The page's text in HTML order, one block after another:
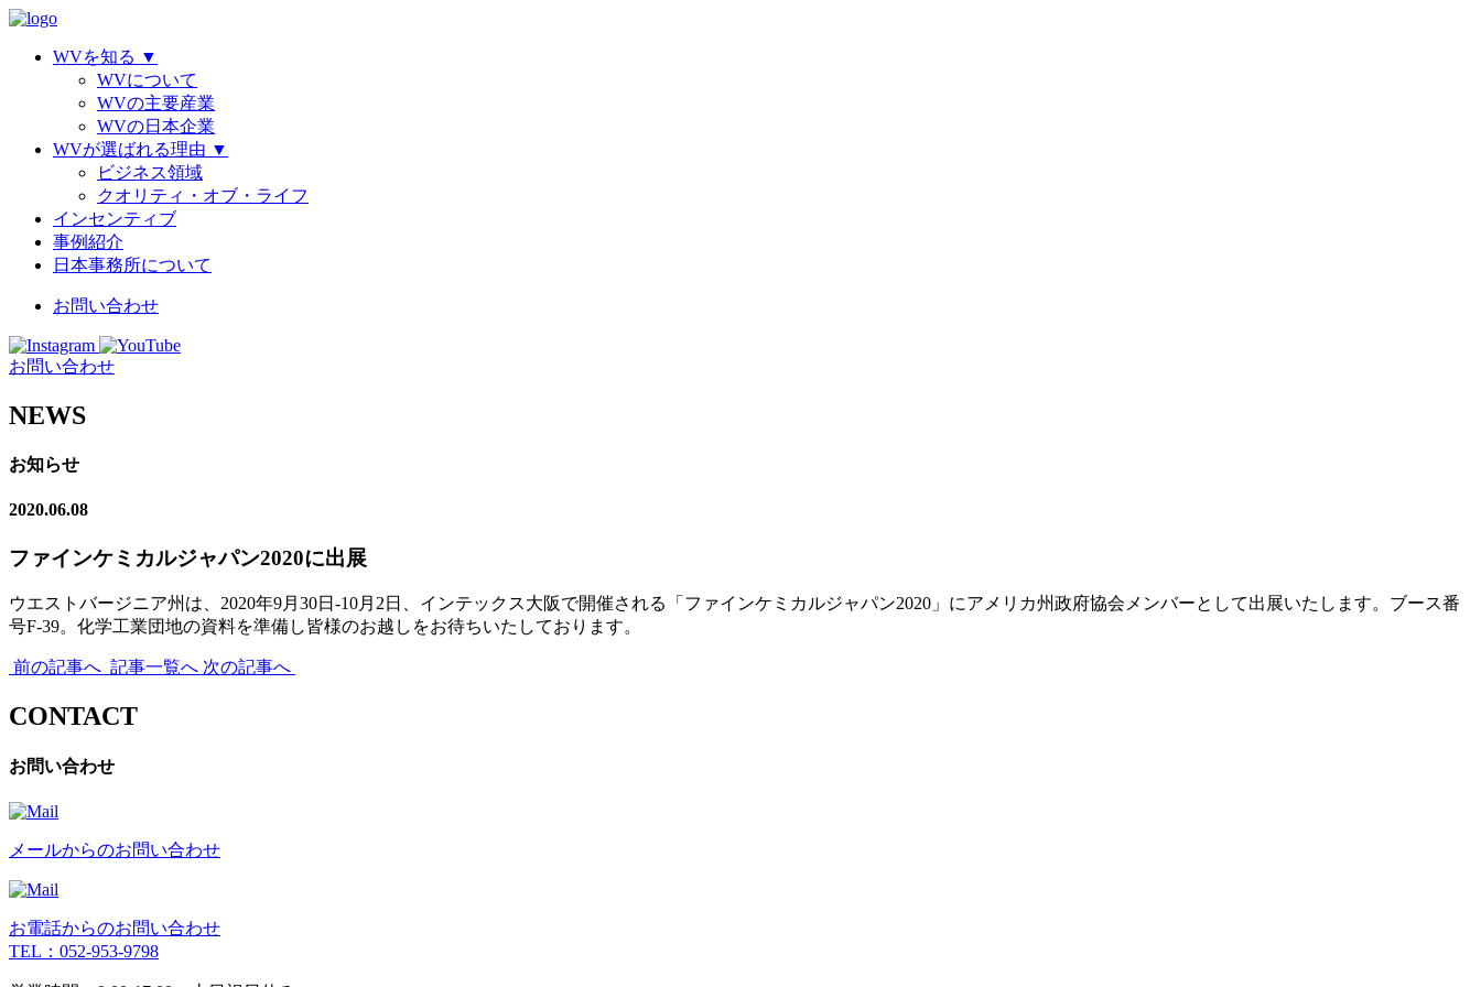
WVを知る ▼
WVについて
WVの主要産業
WVの日本企業
WVが選ばれる理由 ▼
ビジネス領域
クオリティ・オブ・ライフ
インセンティブ
事例紹介
日本事務所について
お問い合わせ
お問い合わせ
NEWS
お知らせ
2020.06.08
ファインケミカルジャパン2020に出展
ウエストバージニア州は、2020年9月30日-10月2日、インテックス大阪で開催される「ファインケミカルジャパン2020」にアメリカ州政府協会メンバーとして出展いたします。ブース番
号F-39。化学工業団地の資料を準備し皆様のお越しをお待ちいたしております。
前の記事へ 記事一覧へ 次の記事へ
CONTACT
お問い合わせ
メールからのお問い合わせ
お電話からのお問い合わせ
TEL：052-953-9798